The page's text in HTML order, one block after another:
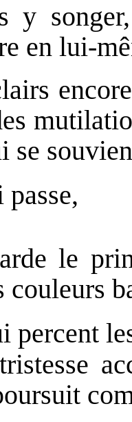
y
en lui-
se
le
percent